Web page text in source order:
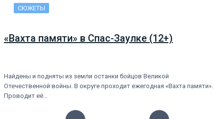
СЮЖЕТЫ
«Вахта памяти» в Спас-Заулке (12+)
Найдены и подняты из земли останки бойцов Великой
Отечественной войны. В округе проходит ежегодная «Вахта памяти».
Проводит её…